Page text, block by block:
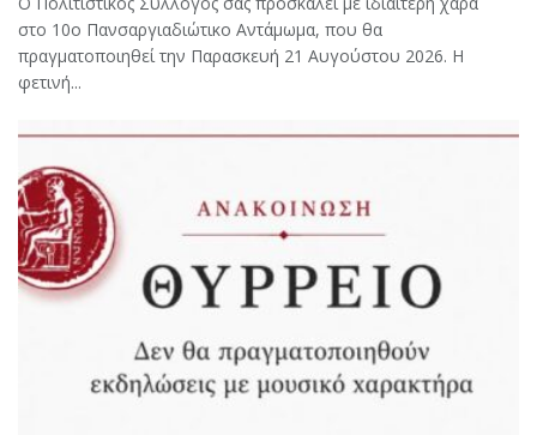
στο 10ο Πανσαργιαδιώτικο Αντάμωμα, που θα
πραγματοποιηθεί την Παρασκευή 21 Αυγούστου 2026. Η
φετινή...